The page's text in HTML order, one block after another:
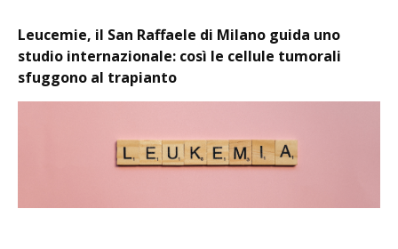
Leucemie, il San Raffaele di Milano guida uno
studio internazionale: così le cellule tumorali
sfuggono al trapianto